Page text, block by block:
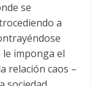
se
a
imponga el
relación caos –